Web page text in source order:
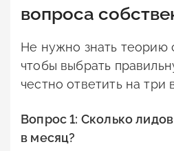
вопроса
Не нужно знать теорию
чтобы выбрать
честно ответить на три
Вопрос 1: Сколько
в месяц?